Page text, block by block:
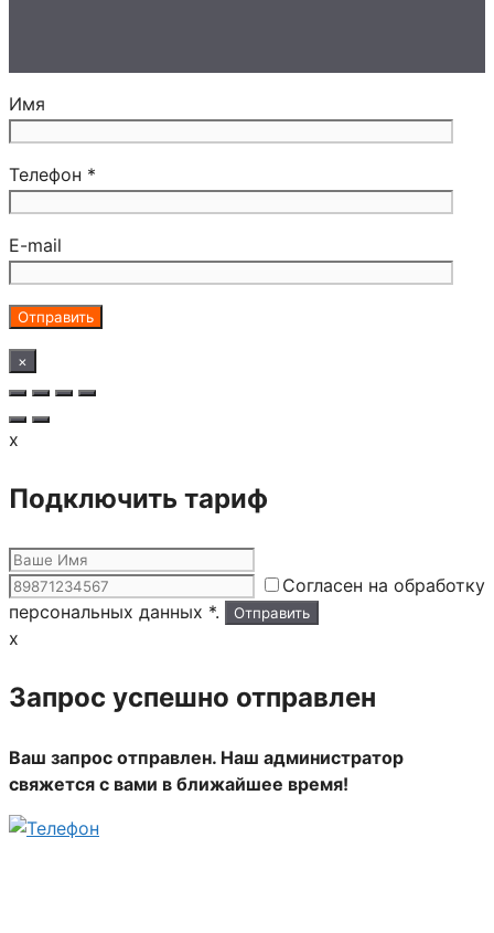
Имя
Телефон *
E-mail
×
x
Подключить тариф
Согласен на обработку
персональных данных *.
x
Запрос успешно отправлен
Ваш запрос отправлен. Наш администратор
свяжется с вами в ближайшее время!